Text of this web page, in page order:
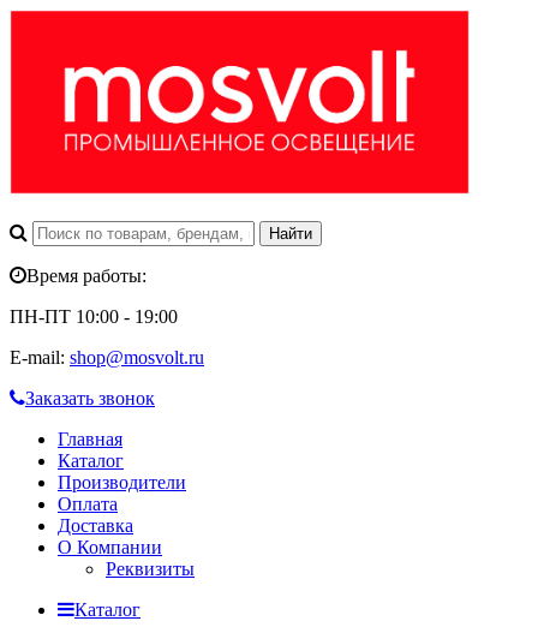
Время работы:
ПН-ПТ 10:00 - 19:00
E-mail: shop@mosvolt.ru
Заказать звонок
Главная
Каталог
Производители
Оплата
Доставка
О Компании
Реквизиты
Каталог